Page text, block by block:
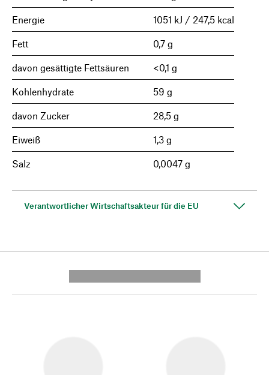
Energie 1051 kJ / 247,5 kcal
Fett 0,7 g
davon gesättigte Fettsäuren <0,1 g
Kohlenhydrate 59 g
davon Zucker 28,5 g
Eiweiß 1,3 g
Salz 0,0047 g
Verantwortlicher Wirtschaftsakteur für die EU